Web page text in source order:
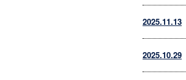
2025.11.13
2025.10.29